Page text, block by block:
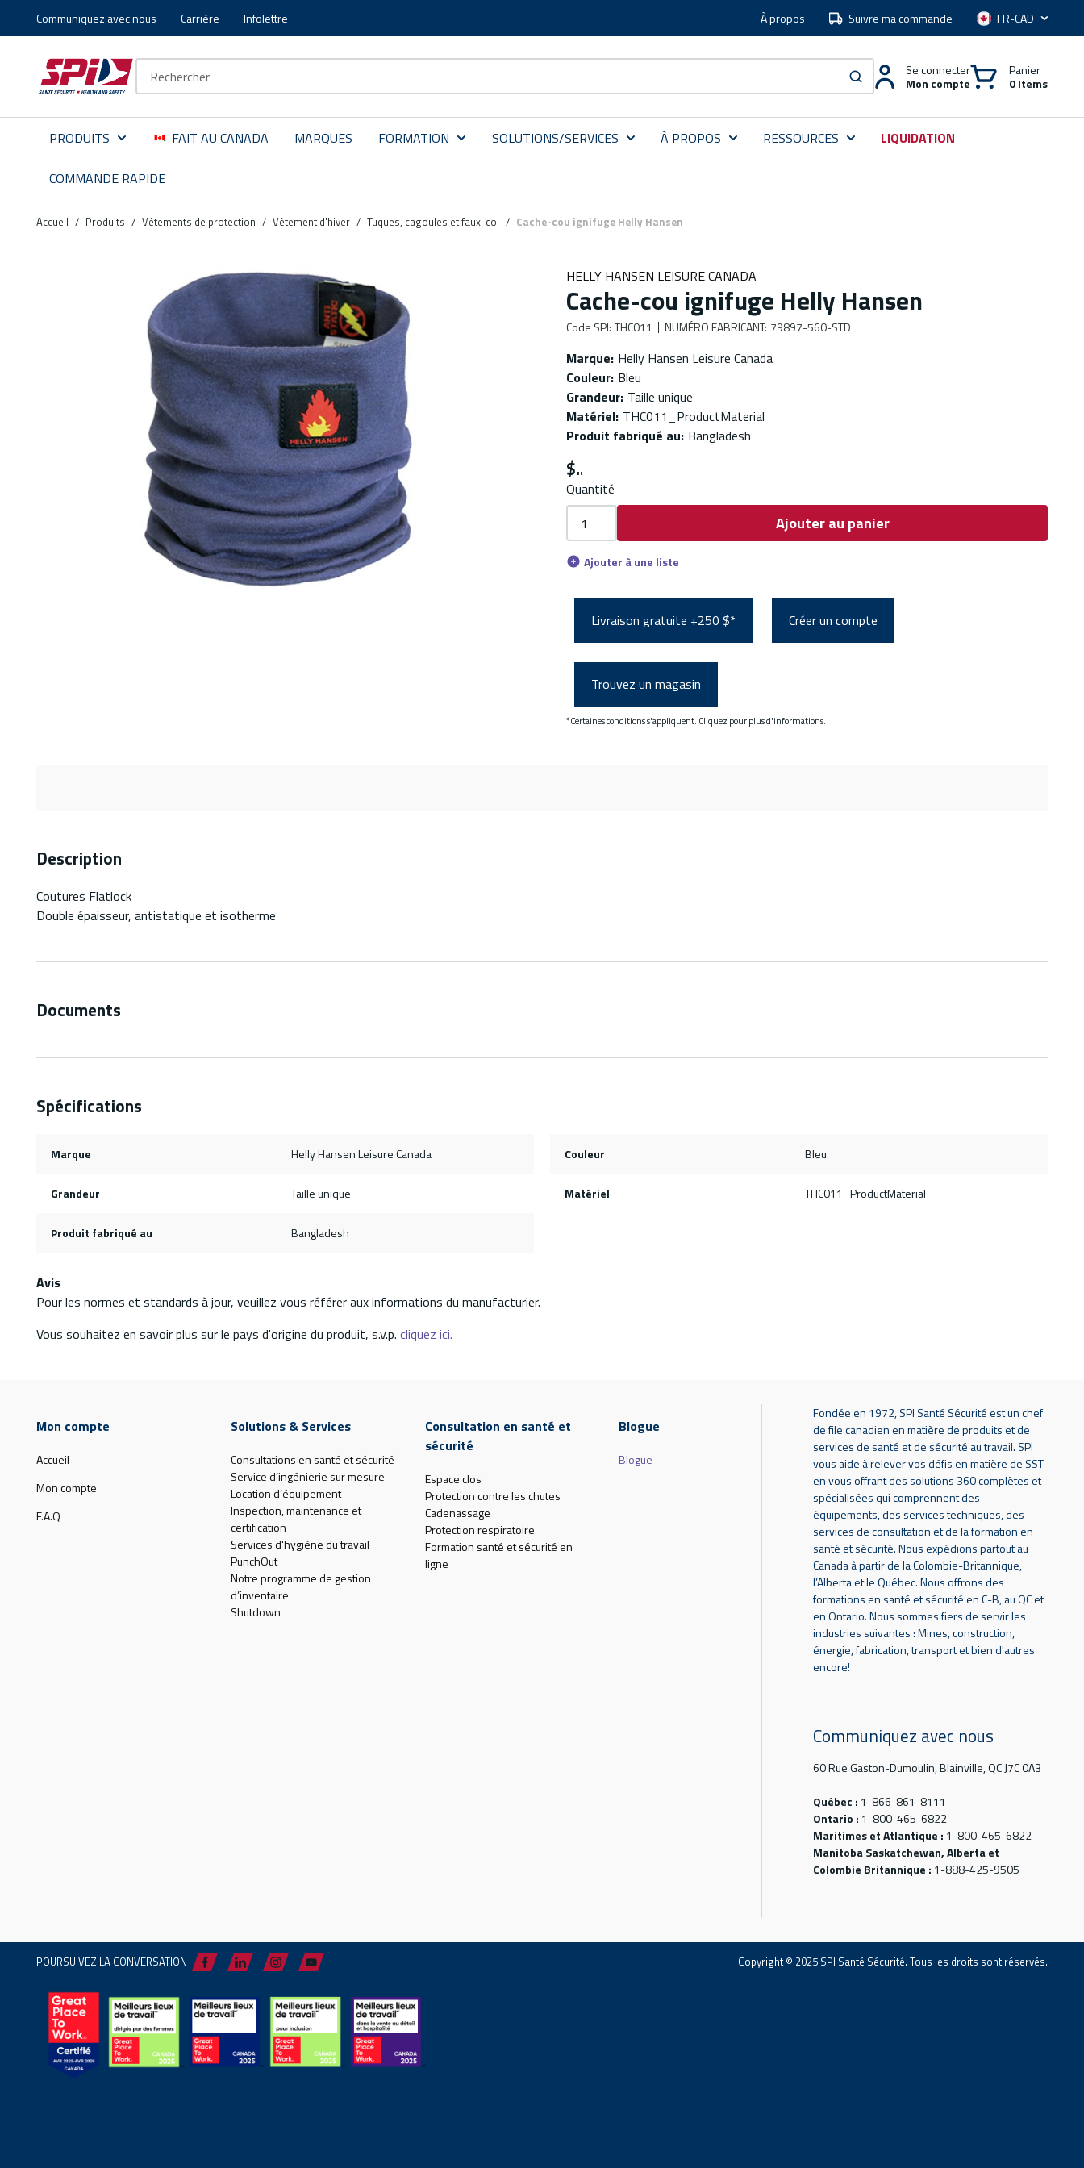
Aller au contenu principal
Skip to menu
Skip to footer
Communiquez avec nous Carrière Infolettre À propos Suivre ma commande Langue
soumettre une recherche
Se connecter
Mon compte
Panier
0 Items
PRODUITS FAIT AU CANADA MARQUES FORMATION SOLUTIONS/SERVICES À PROPOS RESSOURCES LIQUIDATION
COMMANDE RAPIDE
Accueil / Produits / Vêtements de protection / Vêtement d'hiver / Tuques, cagoules et faux-col / Cache-cou ignifuge Helly Hansen
HELLY HANSEN LEISURE CANADA
Cache-cou ignifuge Helly Hansen
Code SPI: THC011 NUMÉRO FABRICANT: 79897-560-STD
Marque: Helly Hansen Leisure Canada
Couleur: Bleu
Grandeur: Taille unique
Matériel: THC011_ProductMaterial
Produit fabriqué au: Bangladesh
$
Quantité
Ajouter au panier
Ajouter à une liste
Livraison gratuite +250 $* Créer un compte
Trouvez un magasin
*Certaines conditions s'appliquent. Cliquez pour plus d'informations.
Description
Coutures Flatlock
Double épaisseur, antistatique et isotherme
Documents
Spécifications
Marque Helly Hansen Leisure Canada Couleur Bleu
Grandeur Taille unique Matériel THC011_ProductMaterial
Produit fabriqué au Bangladesh
Avis
Pour les normes et standards à jour, veuillez vous référer aux informations du manufacturier.
Vous souhaitez en savoir plus sur le pays d'origine du produit, s.v.p. cliquez ici.
Mon compte
Accueil
Mon compte
F.A.Q
Solutions & Services
Consultations en santé et sécurité
Service d’ingénierie sur mesure
Location d’équipement
Inspection, maintenance et
certification
Services d'hygiène du travail
PunchOut
Notre programme de gestion
d’inventaire
Shutdown
Consultation en santé et
sécurité
Espace clos
Protection contre les chutes
Cadenassage
Protection respiratoire
Formation santé et sécurité en
ligne
Blogue
Blogue
Fondée en 1972, SPI Santé Sécurité est un chef
de file canadien en matière de produits et de
services de santé et de sécurité au travail. SPI
vous aide à relever vos défis en matière de SST
en vous offrant des solutions 360 complètes et
spécialisées qui comprennent des
équipements, des services techniques, des
services de consultation et de la formation en
santé et sécurité. Nous expédions partout au
Canada à partir de la Colombie-Britannique,
l’Alberta et le Québec. Nous offrons des
formations en santé et sécurité en C-B, au QC et
en Ontario. Nous sommes fiers de servir les
industries suivantes : Mines, construction,
énergie, fabrication, transport et bien d'autres
encore!
Communiquez avec nous
60 Rue Gaston-Dumoulin, Blainville, QC J7C 0A3
Québec : 1-866-861-8111
Ontario : 1-800-465-6822
Maritimes et Atlantique : 1-800-465-6822
Manitoba Saskatchewan, Alberta et
Colombie Britannique : 1-888-425-9505
POURSUIVEZ LA CONVERSATION Copyright © 2025 SPI Santé Sécurité. Tous les droits sont réservés.